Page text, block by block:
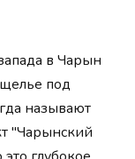
в Чарын
под
называют
"Чарынский